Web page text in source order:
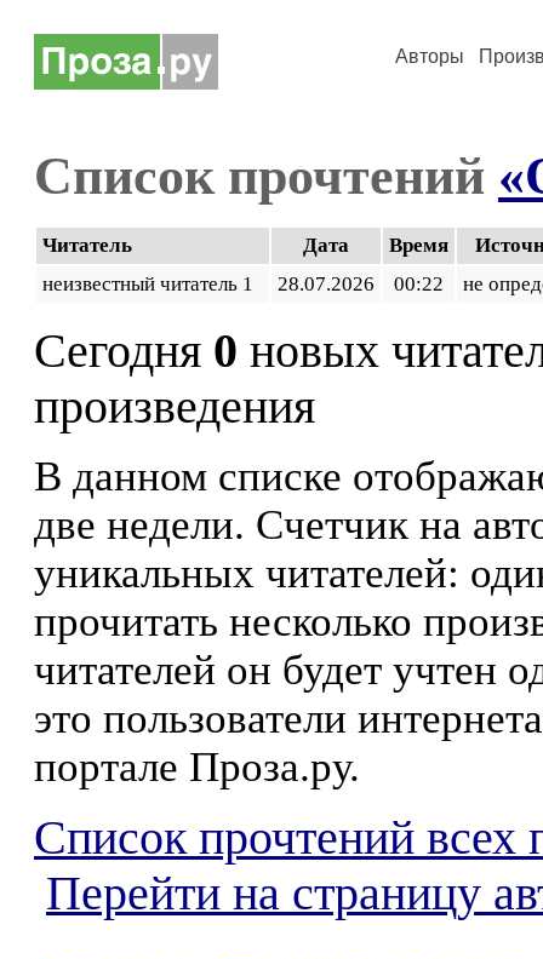
Авторы
Список прочтений
Читатель Дата Время
неизвестный читатель 1
28.07.2026 00:22 не
Сегодня 0 новых
произведения
В данном списке
две недели. Счетчик на
уникальных читателей:
прочитать несколько
читателей он будет учтен
это пользователи
портале Проза.ру.
Список прочтений всех
Перейти на страницу